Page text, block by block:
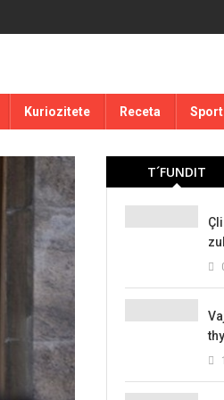
Kuriozitete Receta Sport
T´FUNDIT